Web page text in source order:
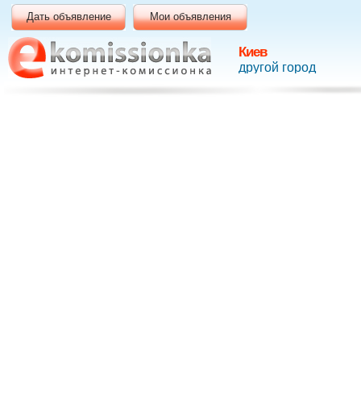
Киев
другой город
Дать объявление Мои объявления